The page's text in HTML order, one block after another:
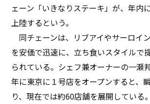
ェーン「いきなりステーキ」が、年内
上陸するという。
同チェーンは、リブアイやサーロイ
を安価で迅速に、立ち食いスタイルで
られている。シェフ兼オーナーの一瀬
年に東京に１号店をオープンすると、
り、現在では約60店舗を展開している。